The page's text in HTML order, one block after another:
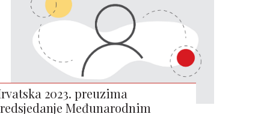
2023. preuzima
Međunarodnim